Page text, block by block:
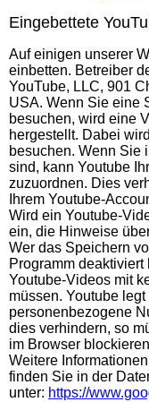
Eingebettete
Auf einigen unserer
einbetten. Betreiber
YouTube, LLC, 901
USA. Wenn Sie eine
besuchen, wird eine
hergestellt. Dabei
besuchen. Wenn Sie
sind, kann Youtube
zuzuordnen. Dies
Ihrem Youtube-
Wird ein Youtube-
ein, die Hinweise
Wer das Speichern
Programm
Youtube-Videos mit
müssen. Youtube
personenbezogene
dies verhindern, so
im Browser
Weitere
finden Sie in der
unter: https://